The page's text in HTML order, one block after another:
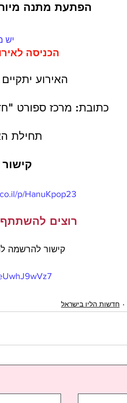
הפתעת מתנה
יש
הכניסה לאירוע
האירוע יתקיים
כתובת: מרכז ספורט
תחילת
p/HanuKpop23
רוצים
קישור להרשמה
חדשות הליו בישראל